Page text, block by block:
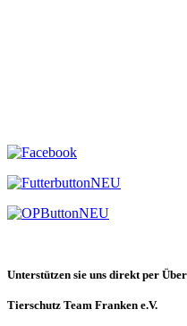
Unterstützen sie uns direkt per
Tierschutz Team Franken e.V.